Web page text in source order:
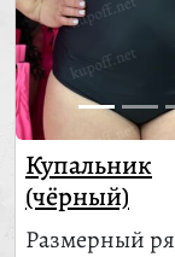
Купальник
(чёрный)
Размерный